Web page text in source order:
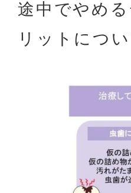
途中でやめ
リットにつ